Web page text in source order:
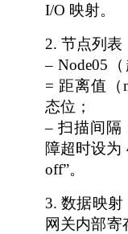
I/O 映射。
2. 节点列表
– Node05
= 距离值（
态位；
– 扫描间隔
障超时设为
off”。
3.数据映射
网关内部寄